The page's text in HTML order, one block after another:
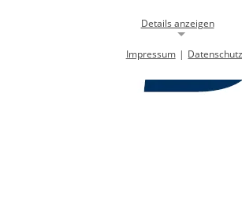
Details anzeigen
Notwendige Cookies ermöglichen die
Impressum | Datenschutz